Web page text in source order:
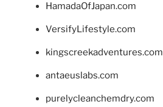
HamadaOfJapan.com
VersifyLifestyle.com
kingscreekadventures.com
antaeuslabs.com
purelycleanchemdry.com